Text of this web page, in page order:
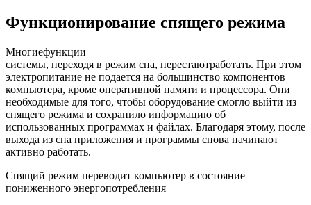
Функционирование спящего режима
Многиефункции
системы, переходя в режим сна, перестаютработать. При этом
электропитание не подается на большинство компонентов
компьютера, кроме оперативной памяти и процессора. Они
необходимые для того, чтобы оборудование смогло выйти из
спящего режима и сохранило информацию об
использованных программах и файлах. Благодаря этому, после
выхода из сна приложения и программы снова начинают
активно работать.
Спящий режим переводит компьютер в состояние
пониженного энергопотребления